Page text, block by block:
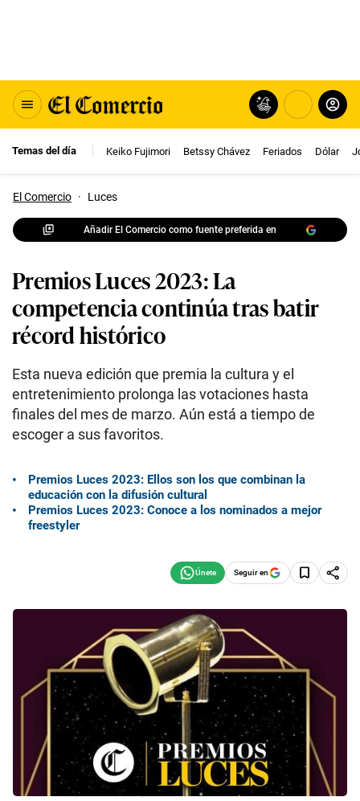
Temas del día Keiko Fujimori Betssy Chávez Feriados Dólar
El Comercio · Luces
Añadir El Comercio como fuente preferida en
Premios Luces 2023: La
competencia continúa tras batir
récord histórico
Esta nueva edición que premia la cultura y el
entretenimiento prolonga las votaciones hasta
finales del mes de marzo. Aún está a tiempo de
escoger a sus favoritos.
Premios Luces 2023: Ellos son los que combinan la
educación con la difusión cultural
Premios Luces 2023: Conoce a los nominados a mejor
freestyler
Seguir en